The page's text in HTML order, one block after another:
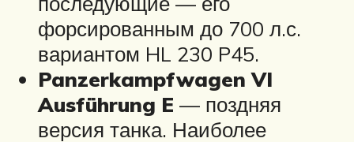
форсированным до 700 л.с.
вариантом HL 230 P45.
Panzerkampfwagen VI
Ausführung E — поздняя
версия танка. Наиболее